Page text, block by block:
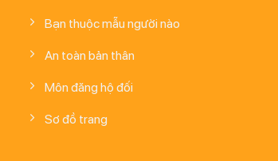
Bạn thuộc mẫu người nào
An toàn bản thân
Môn đăng hộ đối
Sơ đồ trang